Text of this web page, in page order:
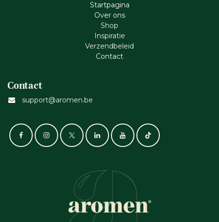
Startpagina
Ove​r​ ons
Shop
Inspiratie
Verzendbeleid
Cont​act
Contact
support@aromen.be